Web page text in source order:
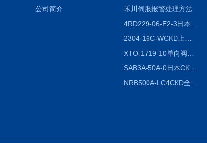
公司简介
禾川伺服报警处理方法
SAB3A-50A-0日本CKD全国授权代理